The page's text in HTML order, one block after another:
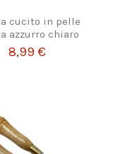
cucito in pelle
azzurro chiaro
8,99 €